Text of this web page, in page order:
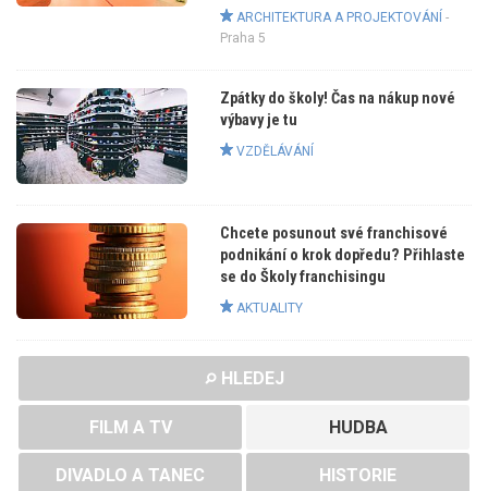
ARCHITEKTURA A PROJEKTOVÁNÍ -
Praha 5
Zpátky do školy! Čas na nákup nové
výbavy je tu
VZDĚLÁVÁNÍ
Chcete posunout své franchisové
podnikání o krok dopředu? Přihlaste
se do Školy franchisingu
AKTUALITY
HLEDEJ
FILM A TV HUDBA
DIVADLO A TANEC HISTORIE